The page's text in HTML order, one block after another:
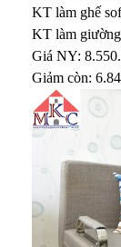
KT làm ghế
KT làm
Giá NY:
Giảm còn: